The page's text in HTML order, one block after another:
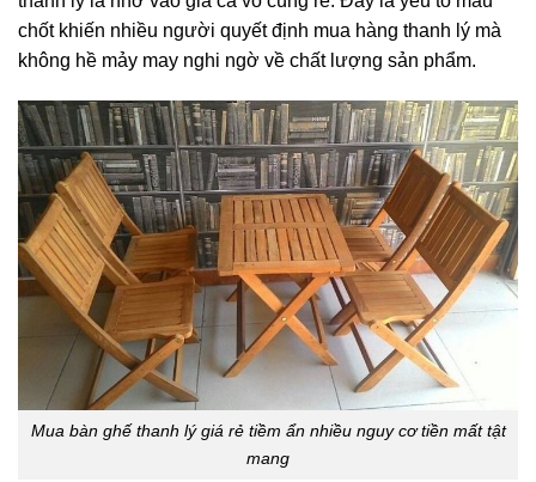
chốt khiến nhiều người quyết định mua hàng thanh lý mà
không hề mảy may nghi ngờ về chất lượng sản phẩm.
Mua bàn ghế thanh lý giá rẻ tiềm ẩn nhiều nguy cơ tiền mất tật
mang